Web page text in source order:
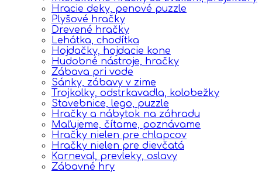
Hracie deky, penové puzzle
Plyšové hračky
Drevené hračky
Lehátka, chodítka
Hojdačky, hojdacie kone
Hudobné nástroje, hračky
Zábava pri vode
Sánky, zábavy v zime
Trojkolky, odstrkavadla, kolobežky
Stavebnice, lego, puzzle
Hračky a nábytok na záhradu
Maľujeme, čítame, poznávame
Hračky nielen pre chlapcov
Hračky nielen pre dievčatá
Karneval, prevleky, oslavy
Zábavné hry